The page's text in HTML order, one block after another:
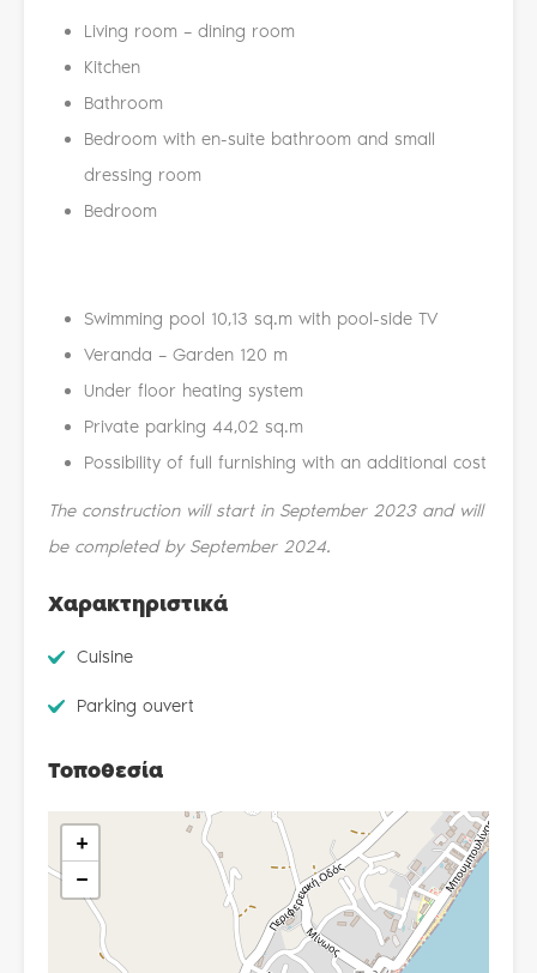
Living room – dining room
Kitchen
Bathroom
Bedroom with en-suite bathroom and small
dressing room
Bedroom
Swimming pool 10,13 sq.m with pool-side TV
Veranda – Garden 120 m
Under floor heating system
Private parking 44,02 sq.m
Possibility of full furnishing with an additional cost
The construction will start in September 2023 and will
be completed by September 2024.
Χαρακτηριστικά
Cuisine
Parking ouvert
Τοποθεσία
+
−